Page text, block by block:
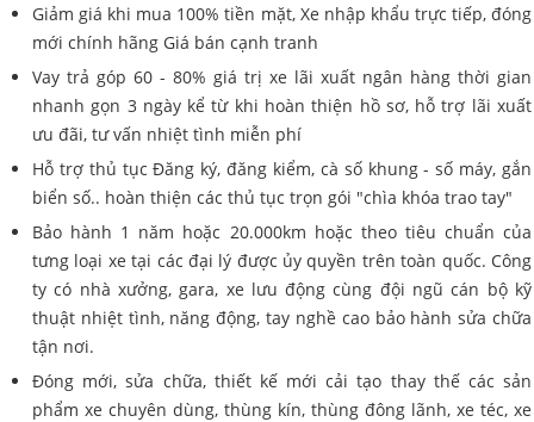
Giảm giá khi mua 100% tiền mặt, Xe nhập khẩu trực tiếp, đóng
mới chính hãng Giá bán cạnh tranh
Vay trả góp 60 - 80% giá trị xe lãi xuất ngân hàng thời gian
nhanh gọn 3 ngày kể từ khi hoàn thiện hồ sơ, hỗ trợ lãi xuất
ưu đãi, tư vấn nhiệt tình miễn phí
Hỗ trợ thủ tục Đăng ký, đăng kiểm, cà số khung - số máy, gắn
biển số.. hoàn thiện các thủ tục trọn gói "chìa khóa trao tay"
Bảo hành 1 năm hoặc 20.000km hoặc theo tiêu chuẩn của
tưng loại xe tại các đại lý được ủy quyền trên toàn quốc. Công
ty có nhà xưởng, gara, xe lưu động cùng đội ngũ cán bộ kỹ
thuật nhiệt tình, năng động, tay nghề cao bảo hành sửa chữa
tận nơi.
Đóng mới, sửa chữa, thiết kế mới cải tạo thay thế các sản
phẩm xe chuyên dùng, thùng kín, thùng đông lãnh, xe téc, xe